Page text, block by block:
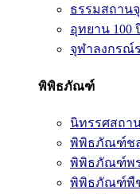
ธรรมสถาน
อุทยาน 100
จุฬาลงกรณ์
พิพิธภัณฑ์
นิทรรศสถา
พิพิธภัณฑ์ช
พิพิธภัณฑ์พ
พิพิธภัณฑ์พื